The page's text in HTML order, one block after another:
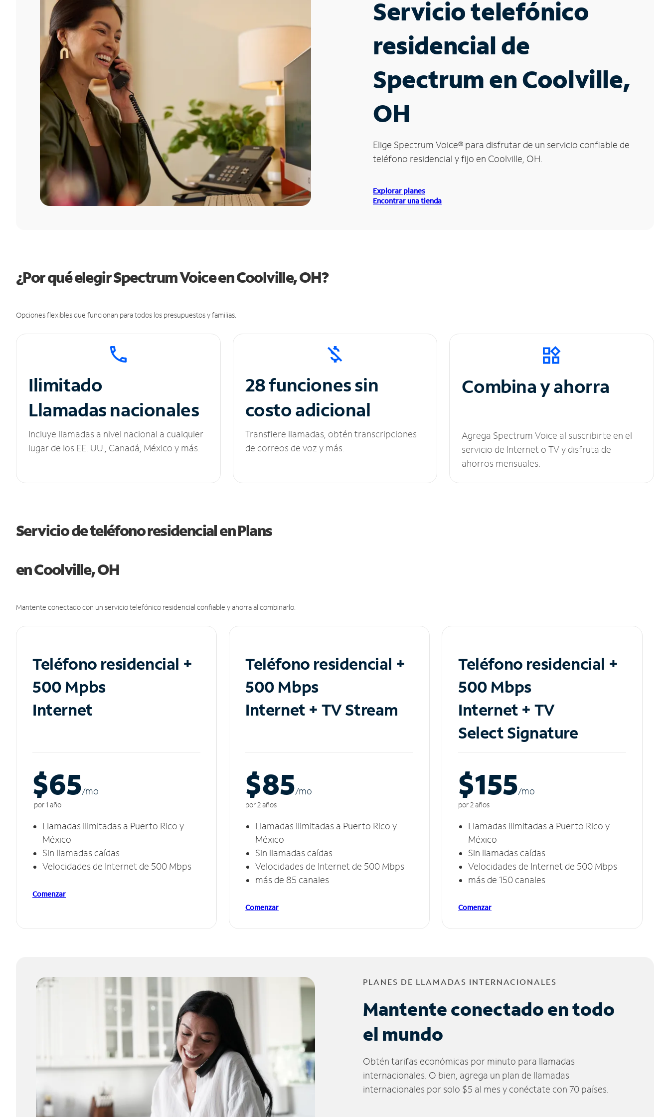
Servicio telefónico
residencial de
Spectrum en Coolville,
OH
Elige Spectrum Voice® para disfrutar de un servicio confiable de
teléfono residencial y fijo en Coolville, OH.
Explorar planes
Encontrar una tienda
¿Por qué elegir Spectrum Voice en Coolville, OH?
Opciones flexibles que funcionan para todos los presupuestos y familias.
Ilimitado
Llamadas nacionales
Incluye llamadas a nivel nacional a cualquier
lugar de los EE. UU., Canadá, México y más.
28 funciones sin
costo adicional
Transfiere llamadas, obtén transcripciones
de correos de voz y más.
Combina y ahorra
Agrega Spectrum Voice al suscribirte en el
servicio de Internet o TV y disfruta de
ahorros mensuales.
Servicio de teléfono residencial en Plans
en Coolville, OH
Mantente conectado con un servicio telefónico residencial confiable y ahorra al combinarlo.
Teléfono residencial +
500 Mpbs
Internet
$65/mo
por 1 año
Llamadas ilimitadas a Puerto Rico y
México
Sin llamadas caídas
Velocidades de Internet de 500 Mbps
Comenzar
Teléfono residencial +
500 Mbps
Internet + TV Stream
$85/mo
por 2 años
Llamadas ilimitadas a Puerto Rico y
México
Sin llamadas caídas
Velocidades de Internet de 500 Mbps
más de 85 canales
Comenzar
Teléfono residencial +
500 Mbps
Internet + TV
Select Signature
$155/mo
por 2 años
Llamadas ilimitadas a Puerto Rico y
México
Sin llamadas caídas
Velocidades de Internet de 500 Mbps
más de 150 canales
Comenzar
PLANES DE LLAMADAS INTERNACIONALES
Mantente conectado en todo
el mundo
Obtén tarifas económicas por minuto para llamadas
internacionales. O bien, agrega un plan de llamadas
internacionales por solo $5 al mes y conéctate con 70 países.